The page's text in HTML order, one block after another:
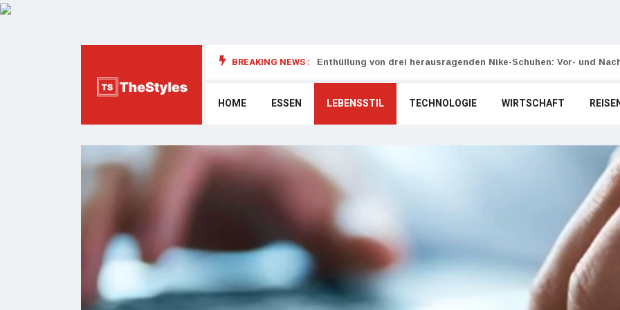
BREAKING NEWS : Enthüllung von drei herausragenden Nike-Schuhen: Vor- und
HOME ESSEN LEBENSSTIL TECHNOLOGIE WIRTSCHAFT